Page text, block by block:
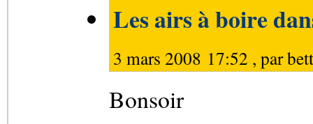
Les airs à boire
3 mars 2008 17:52 , par
Bonsoir